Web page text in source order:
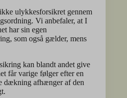
ulykkesforsikret gennem
Vi anbefaler, at I
har sin egen
som også gælder, mens
kan blandt andet give
får varige følger efter en
dækning afhænger af den